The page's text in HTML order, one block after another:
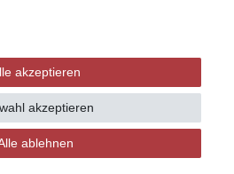
akzeptieren
ablehnen
akzeptieren
Vertrag widerrufen